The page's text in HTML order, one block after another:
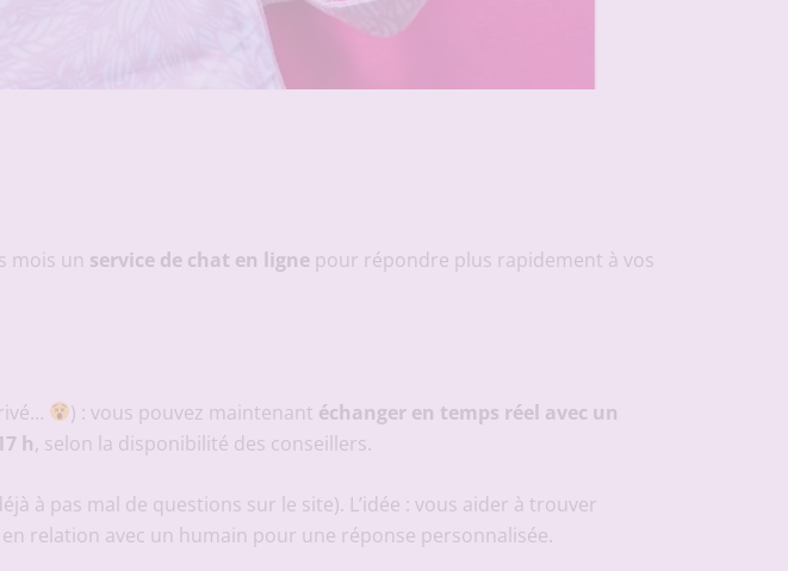
mois un service de chat en ligne pour répondre plus rapidement à vos
) : vous pouvez maintenant échanger en temps réel avec un
h, selon la disponibilité des conseillers.
à pas mal de questions sur le site). L’idée : vous aider à trouver
relation avec un humain pour une réponse personnalisée.